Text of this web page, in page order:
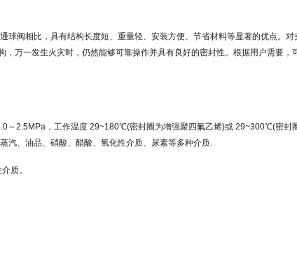
球阀相比，具有结构长度短、重量轻、安装方便、节省材料等显著的优点。
，万一发生火灾时，仍然能够可靠操作并具有良好的密封性。根据用户需要，
～2.5MPa，工作温度 29~180℃(密封圈为增强聚四氟乙烯)或 29~300℃(密封
汽、油品、硝酸、醋酸、氧化性介质、尿素等多种介质.
质。